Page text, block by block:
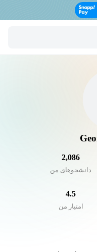
2,086
دانشجو‌های من
4.5
امتیاز من